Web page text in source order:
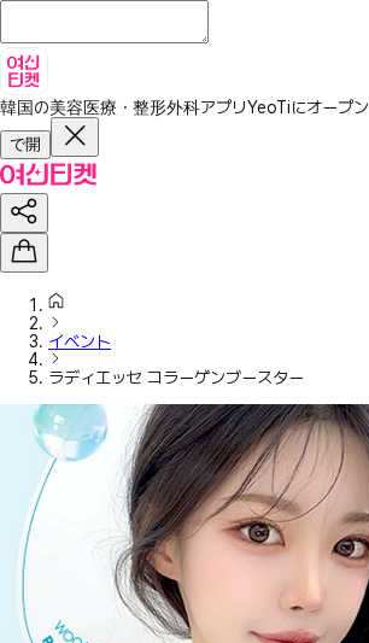
韓国の美容医療・整形外科アプリYeoTiにオープン
で開
イベント
ラディエッセ コラーゲンブースター